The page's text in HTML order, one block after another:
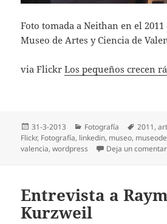
Foto tomada a Neithan en el
Museo de Artes y Ciencia de
via FlickrLos pequeños crecen
Publicado
el
31-3-2013 Categorías
Fotografía 2011,
Flickr, Fotografí­a, linkedin, museo,
valencia,wordpress Deja un
Entrevista a
Kurzweil